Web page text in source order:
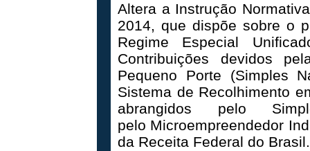
Altera a Instrução
2014, que dispõe sobre o
Regime Especial
Contribuições devidos
Pequeno Porte (Simples
Sistema de Recolhimento
abrangidos pelo
pelo Microempreendedor
da Receita Federal do